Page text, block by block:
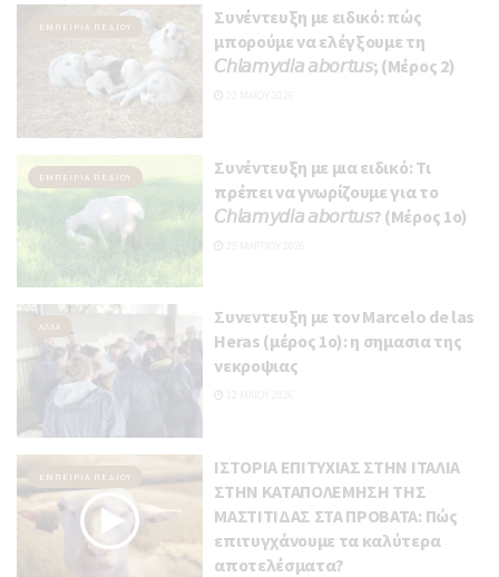
ΕΜΠΕΙΡΊΑ ΠΕΔΊΟΥ
Συνέντευξη με ειδικό: πώς
μπορούμε να ελέγξουμε τη
𝘊𝘩𝘭𝘢𝘮𝘺𝘥𝘪𝘢 𝘢𝘣𝘰𝘳𝘵𝘶𝘴; (Μέρος 2)
ΕΜΠΕΙΡΊΑ ΠΕΔΊΟΥ
Συνέντευξη με μια ειδικό: Τι
πρέπει να γνωρίζουμε για το
𝘊𝘩𝘭𝘢𝘮𝘺𝘥𝘪𝘢 𝘢𝘣𝘰𝘳𝘵𝘶𝘴? (Mέρος 1ο)
AΛΛΆ
Συνεντευξη με τον Marcelo de las
Heras (μέρος 1ο): η σημασια της
νεκροψιας
ΕΜΠΕΙΡΊΑ ΠΕΔΊΟΥ
ΙΣΤΟΡΙΑ ΕΠΙΤΥΧΙΑΣ ΣΤΗΝ ΙΤΑΛΙΑ
ΣΤΗΝ ΚΑΤΑΠΟΛΕΜΗΣΗ ΤΗΣ
ΜΑΣΤΙΤΙΔΑΣ ΣΤΑ ΠΡΟΒΑΤΑ: Πώς
επιτυγχάνουμε τα καλύτερα
αποτελέσματα?